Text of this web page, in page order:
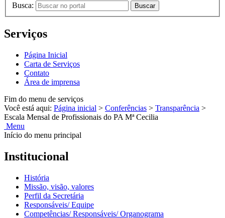
Busca: Buscar
Serviços
Página Inicial
Carta de Serviços
Contato
Área de imprensa
Fim do menu de serviços
Você está aqui: Página inicial > Conferências > Transparência >
Escala Mensal de Profissionais do PA Mª Cecilia
Menu
Início do menu principal
Institucional
História
Missão, visão, valores
Perfil da Secretária
Responsáveis/ Equipe
Competências/ Responsáveis/ Organograma